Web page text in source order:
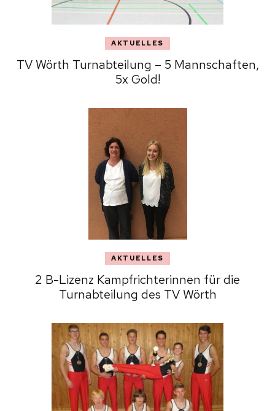
AKTUELLES
TV Wörth Turnabteilung – 5 Mannschaften,
5x Gold!
AKTUELLES
2 B-Lizenz Kampfrichterinnen für die
Turnabteilung des TV Wörth